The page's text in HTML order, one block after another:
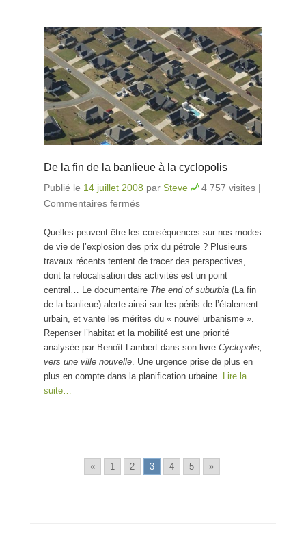
De la fin de la banlieue à la cyclopolis
Publié le 14 juillet 2008 par Steve 4 757 visites |
Commentaires fermés
Quelles peuvent être les conséquences sur nos modes
de vie de l’explosion des prix du pétrole ? Plusieurs
travaux récents tentent de tracer des perspectives,
dont la relocalisation des activités est un point
central… Le documentaire The end of suburbia (La fin
de la banlieue) alerte ainsi sur les périls de l’étalement
urbain, et vante les mérites du « nouvel urbanisme ».
Repenser l’habitat et la mobilité est une priorité
analysée par Benoît Lambert dans son livre Cyclopolis,
vers une ville nouvelle . Une urgence prise de plus en
plus en compte dans la planification urbaine. Lire la
suite…
« 1 2 3 4 5 »